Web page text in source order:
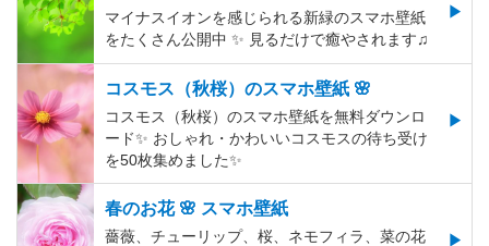
マイナスイオンを感じられる新緑のスマホ壁紙
をたくさん公開中 ✨ 見るだけで癒やされます♫
コスモス（秋桜）のスマホ壁紙 🌸
コスモス（秋桜）のスマホ壁紙を無料ダウンロ
ード✨️ おしゃれ・かわいいコスモスの待ち受け
を50枚集めました✨️
春のお花 🌸 スマホ壁紙
薔薇、チューリップ、桜、ネモフィラ、菜の花